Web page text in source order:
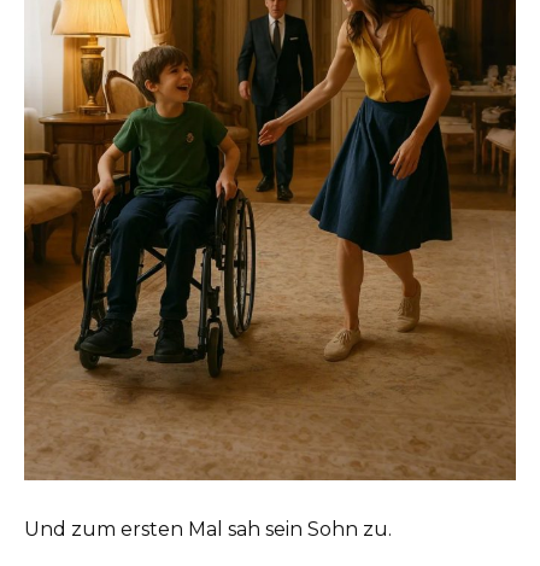
Und zum ersten Mal sah sein Sohn zu.